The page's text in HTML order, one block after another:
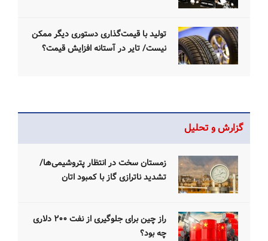
تولید با قیمت‌گذاری دستوری دیگر ممکن
نیست/ تایر در آستانه افزایش قیمت؟
گزارش و تحلیل
زمستان سخت‌ در انتظار پتروشیمی‌ها/
تشدید ناترازی گاز با کمبود اتان
راز چین برای جلوگیری از نفت ۲۰۰ دلاری
چه بود؟